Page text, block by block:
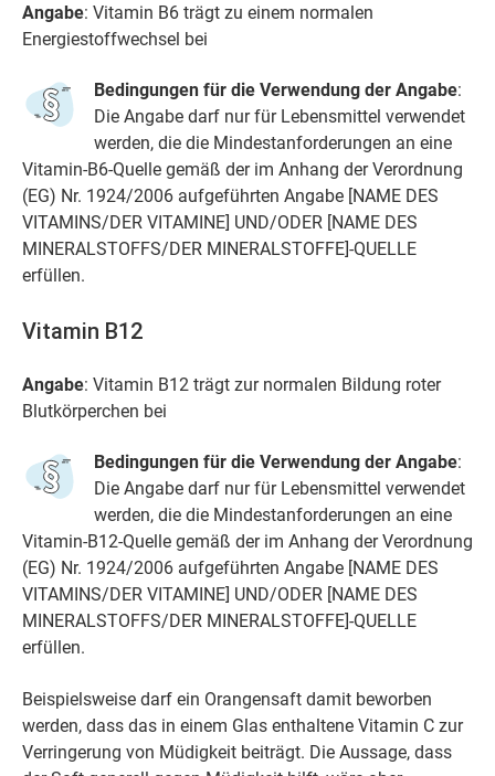
Angabe: Vitamin B6 trägt zu einem normalen
Energiestoffwechsel bei
Bedingungen für die Verwendung der Angabe:
Die Angabe darf nur für Lebensmittel verwendet
werden, die die Mindestanforderungen an eine
Vitamin-B6-Quelle gemäß der im Anhang der Verordnung
(EG) Nr. 1924/2006 aufgeführten Angabe [NAME DES
VITAMINS/DER VITAMINE] UND/ODER [NAME DES
MINERALSTOFFS/DER MINERALSTOFFE]-QUELLE
erfüllen.
Vitamin B12
Angabe: Vitamin B12 trägt zur normalen Bildung roter
Blutkörperchen bei
Bedingungen für die Verwendung der Angabe:
Die Angabe darf nur für Lebensmittel verwendet
werden, die die Mindestanforderungen an eine
Vitamin-B12-Quelle gemäß der im Anhang der Verordnung
(EG) Nr. 1924/2006 aufgeführten Angabe [NAME DES
VITAMINS/DER VITAMINE] UND/ODER [NAME DES
MINERALSTOFFS/DER MINERALSTOFFE]-QUELLE
erfüllen.
Beispielsweise darf ein Orangensaft damit beworben
werden, dass das in einem Glas enthaltene Vitamin C zur
Verringerung von Müdigkeit beiträgt. Die Aussage, dass